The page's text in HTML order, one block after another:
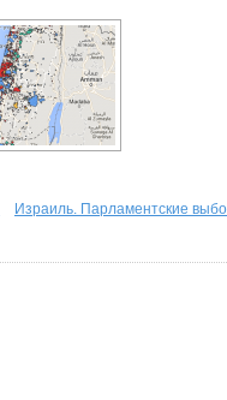
Израиль. Парламентские